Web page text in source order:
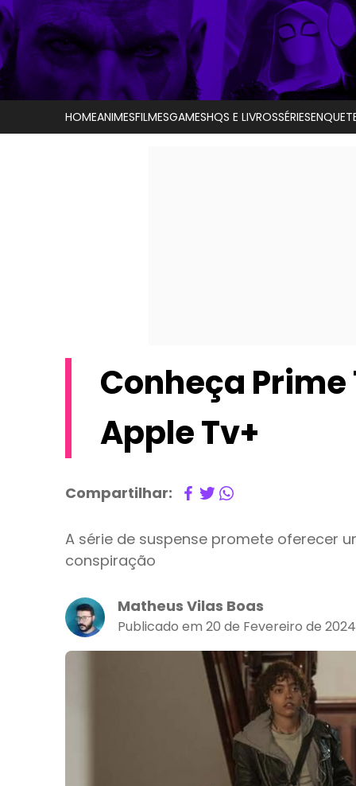
HOMEANIMESFILMESGAMESHQS E LIVROSSÉRIES
Conheça
Apple Tv+
Compartilhar:
A série de suspense promete oferecer
conspiração
Matheus Vilas Boas
Publicado em 20 de Fevereiro de